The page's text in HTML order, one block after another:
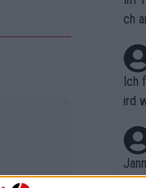
ch
Ich
ird
r in
em